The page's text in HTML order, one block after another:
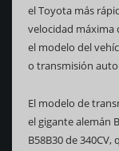
el Toyota más
velocidad máxima
el modelo del
o transmisión
El modelo de
el gigante alemán
B58B30 de